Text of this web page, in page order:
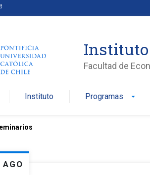
Instituto
Facultad de
Instituto Programas arrow_drop_down
AGO